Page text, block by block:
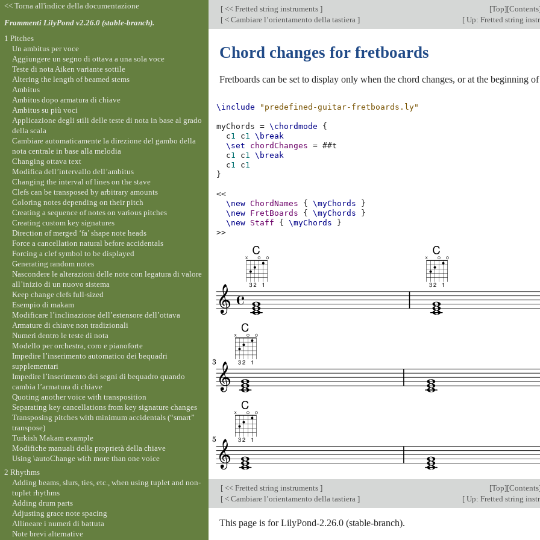
[ << Fretted string instruments ] [Top][Contents
[ < Cambiare l’orientamento della tastiera ] [ Up: Fretted string
Chord changes for fretboards
Fretboards can be set to display only when the chord changes, or at the beginning
\include "predefined-guitar-fretboards.ly"
myChords = \chordmode
{
c1 c1
\break
\set
chordChanges = ##t
c1 c1
\break
c1 c1
}
<<
\new ChordNames { \myChords
}
\new FretBoards { \myChords
}
\new Staff { \myChords
}
>>
[ << Fretted string instruments ] [Top][Contents
[ < Cambiare l’orientamento della tastiera ] [ Up: Fretted string
This page is for LilyPond-2.26.0 (stable-branch).
<< Torna all'indice della documentazione
Frammenti LilyPond v2.26.0 (stable-branch).
1 Pitches
Un ambitus per voce
Aggiungere un segno di ottava a una sola voce
Teste di nota Aiken variante sottile
Altering the length of beamed stems
Ambitus
Ambitus dopo armatura di chiave
Ambitus su più voci
Applicazione degli stili delle teste di nota in base al grado
della scala
Cambiare automaticamente la direzione del gambo della
nota centrale in base alla melodia
Changing ottava text
Modifica dell’intervallo dell’ambitus
Changing the interval of lines on the stave
Clefs can be transposed by arbitrary amounts
Coloring notes depending on their pitch
Creating a sequence of notes on various pitches
Creating custom key signatures
Direction of merged ‘fa’ shape note heads
Force a cancellation natural before accidentals
Forcing a clef symbol to be displayed
Generating random notes
Nascondere le alterazioni delle note con legatura di valore
all’inizio di un nuovo sistema
Keep change clefs full-sized
Esempio di makam
Modificare l’inclinazione dell’estensore dell’ottava
Armature di chiave non tradizionali
Numeri dentro le teste di nota
Modello per orchestra, coro e pianoforte
Impedire l’inserimento automatico dei bequadri
supplementari
Impedire l’inserimento dei segni di bequadro quando
cambia l’armatura di chiave
Quoting another voice with transposition
Separating key cancellations from key signature changes
Transposing pitches with minimum accidentals (“smart”
transpose)
Turkish Makam example
Modifiche manuali della proprietà della chiave
Using \autoChange with more than one voice
2 Rhythms
Adding beams, slurs, ties, etc., when using tuplet and non-
tuplet rhythms
Adding drum parts
Adjusting grace note spacing
Allineare i numeri di battuta
Note brevi alternative